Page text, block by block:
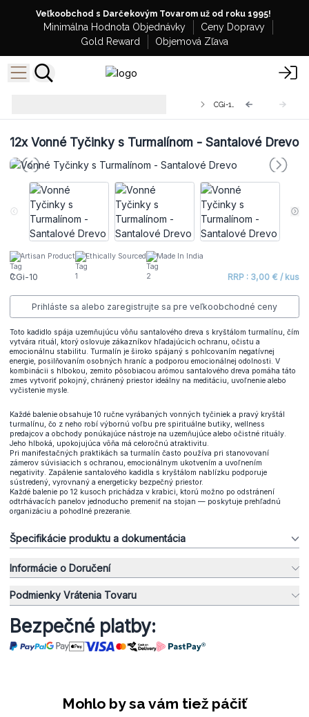
Veľkoobchod s Darčekovým Tovarom už od roku 1995!
Minimálna Hodnota Objednávky
Ceny Dopravy
Gold Reward
Objemová Zľava
12xVonné Tyčinky s Turmalínom - Santalové Drevo
Artisan Product Ethically Sourced Made In India
CGi-10 RRP : 3,00 € / kus
Prihláste sa alebo zaregistrujte sa pre veľkoobchodné ceny
Toto kadidlo spája uzemňujúcu vôňu santalového dreva s kryštálom turmalínu, čím
vytvára rituál, ktorý oslovuje zákazníkov hľadajúcich ochranu, očistu a
emocionálnu stabilitu. Turmalín je široko spájaný s pohlcovaním negatívnej
energie, posilňovaním osobných hraníc a podporou emocionálnej odolnosti. V
kombinácii s hlbokou, zemito pôsobiacou arómou santalového dreva pomáha táto
zmes vytvoriť pokojný, chránený priestor ideálny na meditáciu, uvoľnenie alebo
vyčistenie mysle.
Každé balenie obsahuje 10 ručne vyrábaných vonných tyčiniek a pravý kryštál
turmalínu, čo z neho robí výbornú voľbu pre spirituálne butiky, wellness
predajcov a obchody ponúkajúce nástroje na uzemňujúce alebo očistné rituály.
Jeho hlboká, upokojujúca vôňa má celoročnú atraktivitu.
Pri manifestačných praktikách sa turmalín často používa pri stanovovaní
zámerov súvisiacich s ochranou, emocionálnym ukotvením a uvoľnením
negativity. Zapálenie santalového kadidla s kryštálom nablízku podporuje
sústredený, vyrovnaný a energeticky bezpečný priestor.
Každé balenie po 12 kusoch prichádza v krabici, ktorú možno po odstránení
odtrhávacích panelov jednoducho premeniť na stojan — poskytuje prehľadnú
organizáciu a pohodlné prezeranie.
Špecifikácie produktu a dokumentácia
Informácie o Doručení
Podmienky Vrátenia Tovaru
Bezpečné platby:
Mohlo by sa vám tiež páčiť